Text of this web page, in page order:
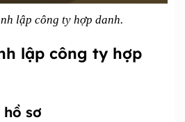
lập công ty hợp danh.
lập công ty hợp
hồ sơ